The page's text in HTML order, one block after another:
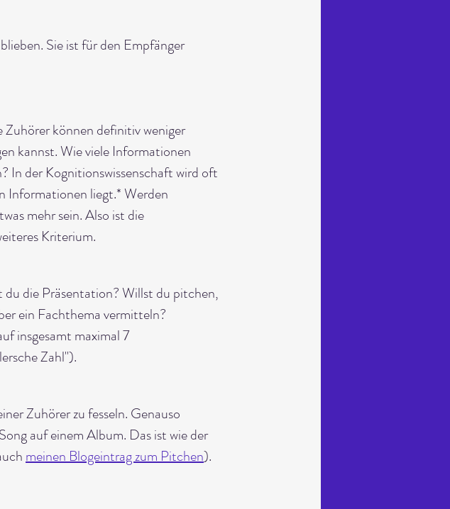
Sie ist für den Empfänger
Zuhörer können definitiv weniger
kannst. Wie viele Informationen
In der Kognitionswissenschaft wird oft
Informationen liegt.* Werden
mehr sein. Also ist die
Kriterium.
du die Präsentation? Willst du pitchen,
ein Fachthema vermitteln?
insgesamt maximal 7
Zahl").
Zuhörer zu fesseln. Genauso
auf einem Album. Das ist wie der
meinen Blogeintrag zum Pitchen).